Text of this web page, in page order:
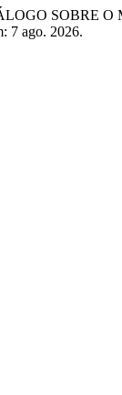
SOBRE
7 ago. 2026.